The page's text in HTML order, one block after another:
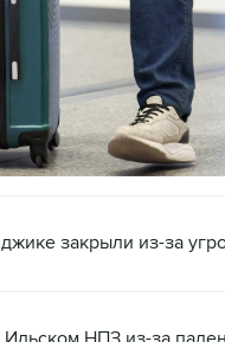
закрыли из-за